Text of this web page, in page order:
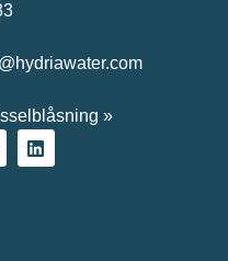
»